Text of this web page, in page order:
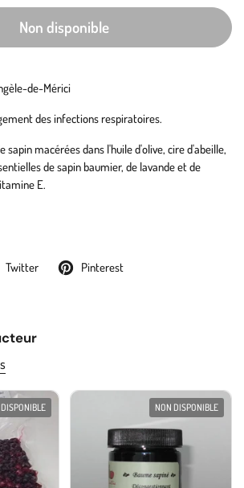
Non disponible
de-Mérici
des infections respiratoires.
sapin macérées dans l'huile d'olive, cire d'abeille,
de sapin baumier, de lavande et de
E.
Twitter Pinterest
NON DISPONIBLE